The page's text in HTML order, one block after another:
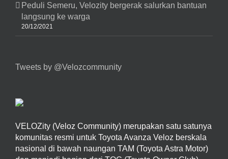
Peduli Semeru, Velozity bergerak salurkan bantuan
langsung ke warga
20/12/2021
Tweets by @Velozcommunity
VELOZity (Veloz Community) merupakan satu satunya
komunitas resmi untuk Toyota Avanza Veloz berskala
nasional di bawah naungan TAM (Toyota Astra Motor)